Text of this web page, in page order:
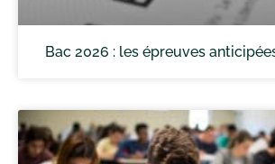
Bac 2026 : les épreuves